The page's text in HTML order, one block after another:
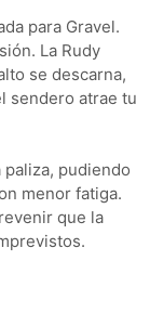
para Gravel.
La Rudy
se descarna,
sendero atrae tu
pudiendo
menor fatiga.
que la